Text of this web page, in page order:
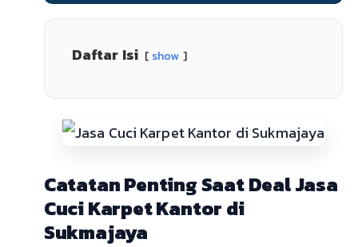
Daftar Isi show
Catatan Penting Saat Deal Jasa
Cuci Karpet Kantor di
Sukmajaya